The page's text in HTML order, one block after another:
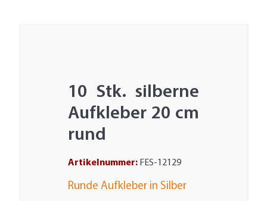
10 Stk. silberne
Aufkleber 20 cm
rund
Artikelnummer: FES-12129
Runde Aufkleber in Silber